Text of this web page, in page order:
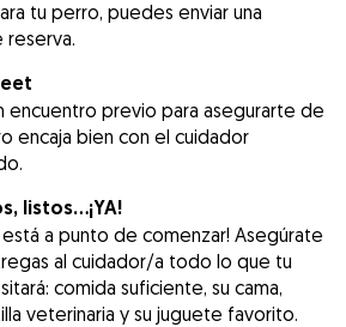
tu perro, puedes enviar una
reserva.
encuentro previo para asegurarte de
encaja bien con el cuidador
listos...¡YA!
está a punto de comenzar! Asegúrate
al cuidador/a todo lo que tu
comida suficiente, su cama,
veterinaria y su juguete favorito.